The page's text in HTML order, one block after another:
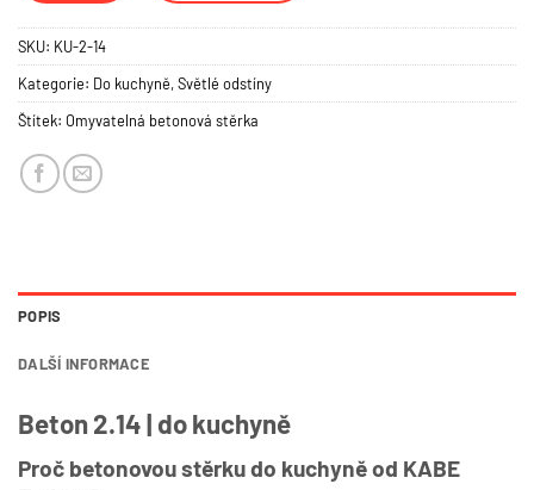
SKU: KU-2-14
Kategorie: Do kuchyně,Světlé odstíny
Štítek: Omyvatelná betonová stěrka
POPIS
DALŠÍ INFORMACE
Beton 2.14 | do kuchyně
Proč betonovou stěrku do kuchyně od KABE